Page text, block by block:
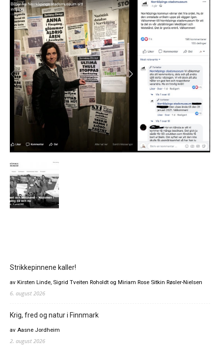
Strikkepinnene kaller!
av Kirsten Linde, Sigrid Tveiten Roholdt og Miriam Rose Sitkin Røsler-Nielsen
6. august 2026
Krig, fred og natur i Finnmark
av Aasne Jordheim
2. august 2026